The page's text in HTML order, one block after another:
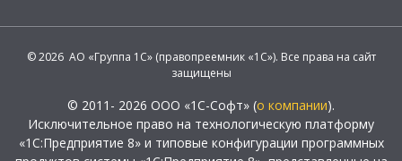
© 2026 АО «Группа 1С» (правопреемник «1С»). Все права на сайт
защищены
© 2011- 2026 ООО «1С-Софт» (о компании).
Исключительное право на технологическую платформу
«1С:Предприятие 8» и типовые конфигурации программных